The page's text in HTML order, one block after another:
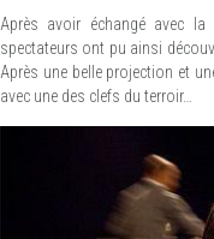
Après avoir échangé avec
spectateurs ont pu ainsi
Après une belle projection et
avec une des clefs du terroir…